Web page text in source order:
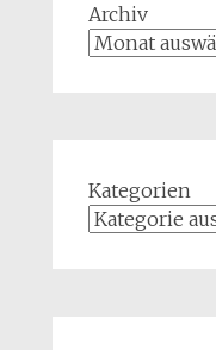
Archiv
Kategorien